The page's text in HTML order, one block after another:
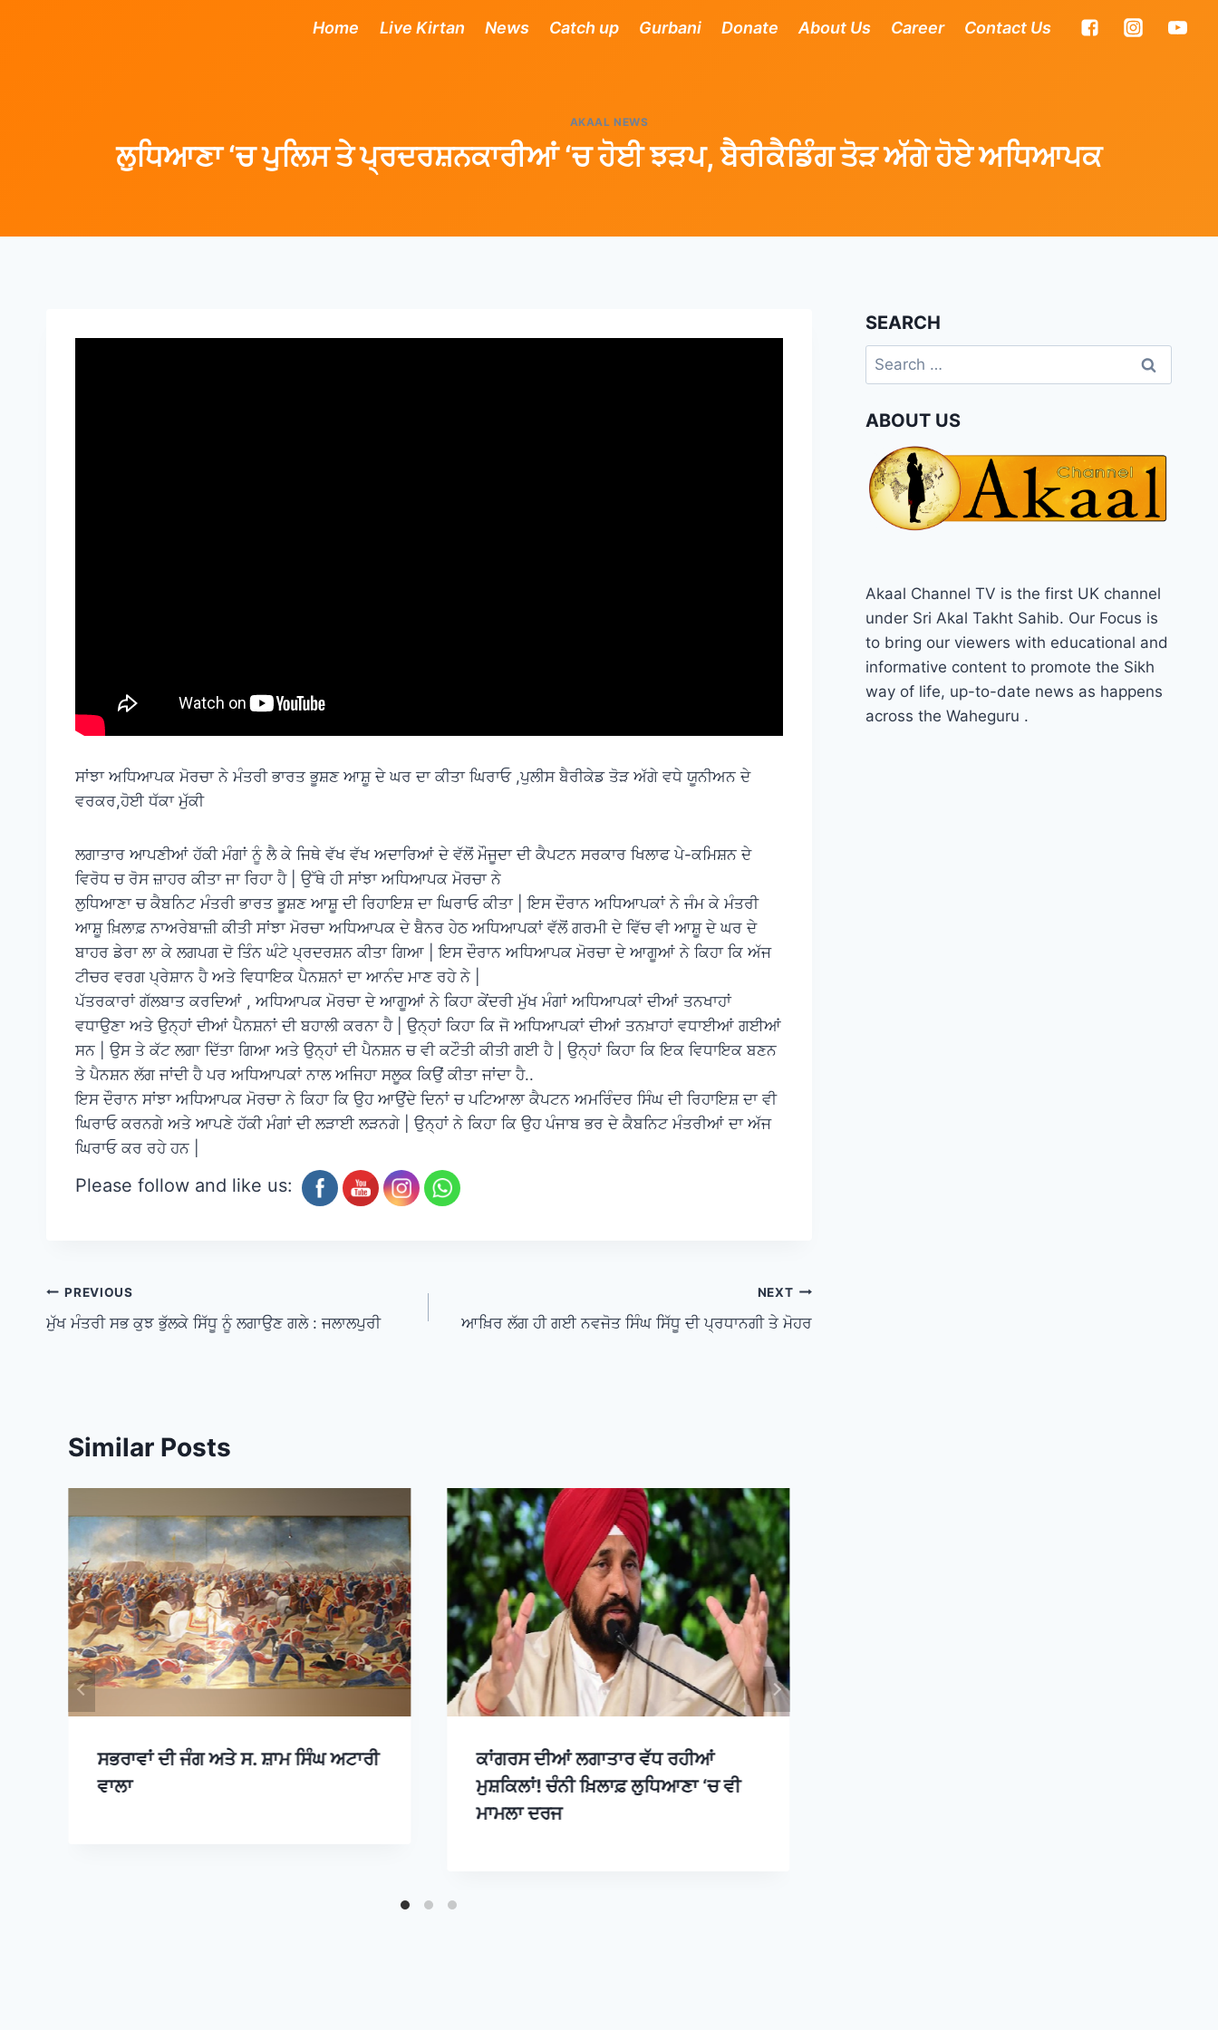
Home Live Kirtan News Catch up Gurbani Donate About Us Career Contact Us
AKAAL NEWS
ਲੁਧਿਆਣਾ ‘ਚ ਪੁਲਿਸ ਤੇ ਪ੍ਰਦਰਸ਼ਨਕਾਰੀਆਂ ‘ਚ ਹੋਈ ਝੜਪ, ਬੈਰੀਕੈਡਿੰਗ ਤੋੜ ਅੱਗੇ ਹੋਏ ਅਧਿਆਪਕ
ਸਾਂਝਾ ਅਧਿਆਪਕ ਮੋਰਚਾ ਨੇ ਮੰਤਰੀ ਭਾਰਤ ਭੂਸ਼ਣ ਆਸ਼ੂ ਦੇ ਘਰ ਦਾ ਕੀਤਾ ਘਿਰਾਓ ,ਪੁਲੀਸ ਬੈਰੀਕੇਡ ਤੋੜ ਅੱਗੇ ਵਧੇ ਯੂਨੀਅਨ ਦੇ
ਵਰਕਰ,ਹੋਈ ਧੱਕਾ ਮੁੱਕੀ
ਲਗਾਤਾਰ ਆਪਣੀਆਂ ਹੱਕੀ ਮੰਗਾਂ ਨੂੰ ਲੈ ਕੇ ਜਿਥੇ ਵੱਖ ਵੱਖ ਅਦਾਰਿਆਂ ਦੇ ਵੱਲੋਂ ਮੌਜੂਦਾ ਦੀ ਕੈਪਟਨ ਸਰਕਾਰ ਖਿਲਾਫ ਪੇ-ਕਮਿਸ਼ਨ ਦੇ
ਵਿਰੋਧ ਚ ਰੋਸ ਜ਼ਾਹਰ ਕੀਤਾ ਜਾ ਰਿਹਾ ਹੈ | ਉੱਥੇ ਹੀ ਸਾਂਝਾ ਅਧਿਆਪਕ ਮੋਰਚਾ ਨੇ
ਲੁਧਿਆਣਾ ਚ ਕੈਬਨਿਟ ਮੰਤਰੀ ਭਾਰਤ ਭੂਸ਼ਣ ਆਸ਼ੂ ਦੀ ਰਿਹਾਇਸ਼ ਦਾ ਘਿਰਾਓ ਕੀਤਾ | ਇਸ ਦੌਰਾਨ ਅਧਿਆਪਕਾਂ ਨੇ ਜੰਮ ਕੇ ਮੰਤਰੀ
ਆਸ਼ੂ ਖ਼ਿਲਾਫ਼ ਨਾਅਰੇਬਾਜ਼ੀ ਕੀਤੀ ਸਾਂਝਾ ਮੋਰਚਾ ਅਧਿਆਪਕ ਦੇ ਬੈਨਰ ਹੇਠ ਅਧਿਆਪਕਾਂ ਵੱਲੋਂ ਗਰਮੀ ਦੇ ਵਿੱਚ ਵੀ ਆਸ਼ੂ ਦੇ ਘਰ ਦੇ
ਬਾਹਰ ਡੇਰਾ ਲਾ ਕੇ ਲਗਪਗ ਦੋ ਤਿੰਨ ਘੰਟੇ ਪ੍ਰਦਰਸ਼ਨ ਕੀਤਾ ਗਿਆ | ਇਸ ਦੌਰਾਨ ਅਧਿਆਪਕ ਮੋਰਚਾ ਦੇ ਆਗੂਆਂ ਨੇ ਕਿਹਾ ਕਿ ਅੱਜ
ਟੀਚਰ ਵਰਗ ਪ੍ਰੇਸ਼ਾਨ ਹੈ ਅਤੇ ਵਿਧਾਇਕ ਪੈਨਸ਼ਨਾਂ ਦਾ ਆਨੰਦ ਮਾਣ ਰਹੇ ਨੇ |
ਪੱਤਰਕਾਰਾਂ ਗੱਲਬਾਤ ਕਰਦਿਆਂ , ਅਧਿਆਪਕ ਮੋਰਚਾ ਦੇ ਆਗੂਆਂ ਨੇ ਕਿਹਾ ਕੇਂਦਰੀ ਮੁੱਖ ਮੰਗਾਂ ਅਧਿਆਪਕਾਂ ਦੀਆਂ ਤਨਖਾਹਾਂ
ਵਧਾਉਣਾ ਅਤੇ ਉਨ੍ਹਾਂ ਦੀਆਂ ਪੈਨਸ਼ਨਾਂ ਦੀ ਬਹਾਲੀ ਕਰਨਾ ਹੈ | ਉਨ੍ਹਾਂ ਕਿਹਾ ਕਿ ਜੋ ਅਧਿਆਪਕਾਂ ਦੀਆਂ ਤਨਖ਼ਾਹਾਂ ਵਧਾਈਆਂ ਗਈਆਂ
ਸਨ | ਉਸ ਤੇ ਕੱਟ ਲਗਾ ਦਿੱਤਾ ਗਿਆ ਅਤੇ ਉਨ੍ਹਾਂ ਦੀ ਪੈਨਸ਼ਨ ਚ ਵੀ ਕਟੌਤੀ ਕੀਤੀ ਗਈ ਹੈ | ਉਨ੍ਹਾਂ ਕਿਹਾ ਕਿ ਇਕ ਵਿਧਾਇਕ ਬਣਨ
ਤੇ ਪੈਨਸ਼ਨ ਲੱਗ ਜਾਂਦੀ ਹੈ ਪਰ ਅਧਿਆਪਕਾਂ ਨਾਲ ਅਜਿਹਾ ਸਲੂਕ ਕਿਉਂ ਕੀਤਾ ਜਾਂਦਾ ਹੈ..
ਇਸ ਦੌਰਾਨ ਸਾਂਝਾ ਅਧਿਆਪਕ ਮੋਰਚਾ ਨੇ ਕਿਹਾ ਕਿ ਉਹ ਆਉਂਦੇ ਦਿਨਾਂ ਚ ਪਟਿਆਲਾ ਕੈਪਟਨ ਅਮਰਿੰਦਰ ਸਿੰਘ ਦੀ ਰਿਹਾਇਸ਼ ਦਾ ਵੀ
ਘਿਰਾਓ ਕਰਨਗੇ ਅਤੇ ਆਪਣੇ ਹੱਕੀ ਮੰਗਾਂ ਦੀ ਲੜਾਈ ਲੜਨਗੇ | ਉਨ੍ਹਾਂ ਨੇ ਕਿਹਾ ਕਿ ਉਹ ਪੰਜਾਬ ਭਰ ਦੇ ਕੈਬਨਿਟ ਮੰਤਰੀਆਂ ਦਾ ਅੱਜ
ਘਿਰਾਓ ਕਰ ਰਹੇ ਹਨ |
Please follow and like us:
PREVIOUS
ਮੁੱਖ ਮੰਤਰੀ ਸਭ ਕੁਝ ਭੁੱਲਕੇ ਸਿੱਧੂ ਨੂੰ ਲਗਾਉਣ ਗਲੇ : ਜਲਾਲਪੁਰੀ
NEXT
ਆਖ਼ਿਰ ਲੱਗ ਹੀ ਗਈ ਨਵਜੋਤ ਸਿੰਘ ਸਿੱਧੂ ਦੀ ਪ੍ਰਧਾਨਗੀ ਤੇ ਮੋਹਰ
Similar Posts
ਸਭਰਾਵਾਂ ਦੀ ਜੰਗ ਅਤੇ ਸ. ਸ਼ਾਮ ਸਿੰਘ ਅਟਾਰੀ
ਵਾਲਾ
ਕਾਂਗਰਸ ਦੀਆਂ ਲਗਾਤਾਰ ਵੱਧ ਰਹੀਆਂ
ਮੁਸ਼ਕਿਲਾਂ! ਚੰਨੀ ਖ਼ਿਲਾਫ਼ ਲੁਧਿਆਣਾ ‘ਚ ਵੀ
ਮਾਮਲਾ ਦਰਜ
SEARCH
ABOUT US
Akaal Channel TV is the first UK channel
under Sri Akal Takht Sahib. Our Focus is
to bring our viewers with educational and
informative content to promote the Sikh
way of life, up-to-date news as happens
across the Waheguru .